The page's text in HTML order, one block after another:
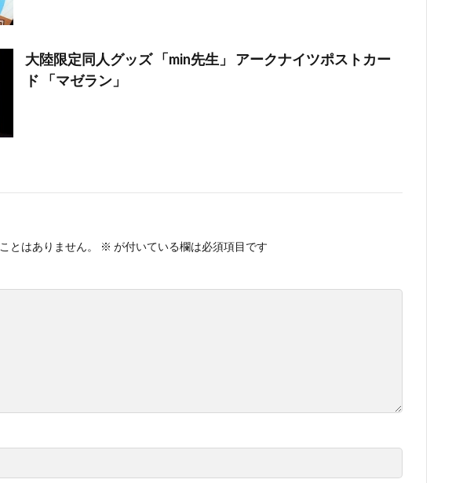
大陸限定同人グッズ 「min先生」 アークナイツポストカー
ド 「マゼラン」
とはありません。 ※ が付いている欄は必須項目です